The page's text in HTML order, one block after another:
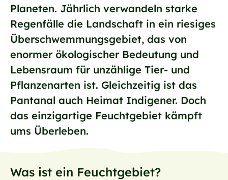
Planeten. Jährlich verwandeln starke
Regenfälle die Landschaft in ein riesiges
Überschwemmungsgebiet, das von
enormer ökologischer Bedeutung und
Lebensraum für unzählige Tier- und
Pflanzenarten ist. Gleichzeitig ist das
Pantanal auch Heimat Indigener. Doch
das einzigartige Feuchtgebiet kämpft
ums Überleben.
Was ist ein Feuchtgebiet?